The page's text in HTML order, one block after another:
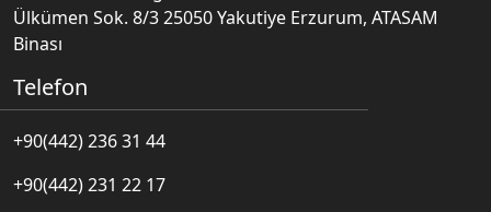
Ülkümen Sok. 8/3 25050 Yakutiye Erzurum, ATASAM
Binası
Telefon
+90(442) 236 31 44
+90(442) 231 22 17